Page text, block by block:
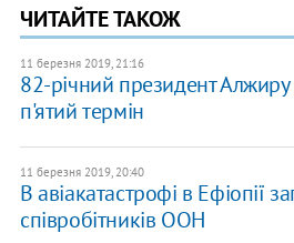
ЧИТАЙТЕ ТАКОЖ
11 березня 2019, 21:16
82-річний президент
п'ятий термін
11 березня 2019, 20:40
В авіакатастрофі в Ефіопії
співробітників ООН